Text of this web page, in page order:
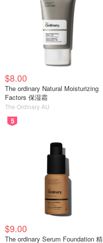
$8.00
The ordinary Natural Moisturizing
Factors 保湿霜
The Ordinary AU
5
$9.00
The ordinary Serum Foundation 精